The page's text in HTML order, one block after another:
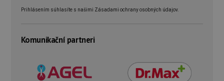
Prihlásením súhlasíte s našimi Zásadami ochrany osobných údajov.
Komunikační partneri